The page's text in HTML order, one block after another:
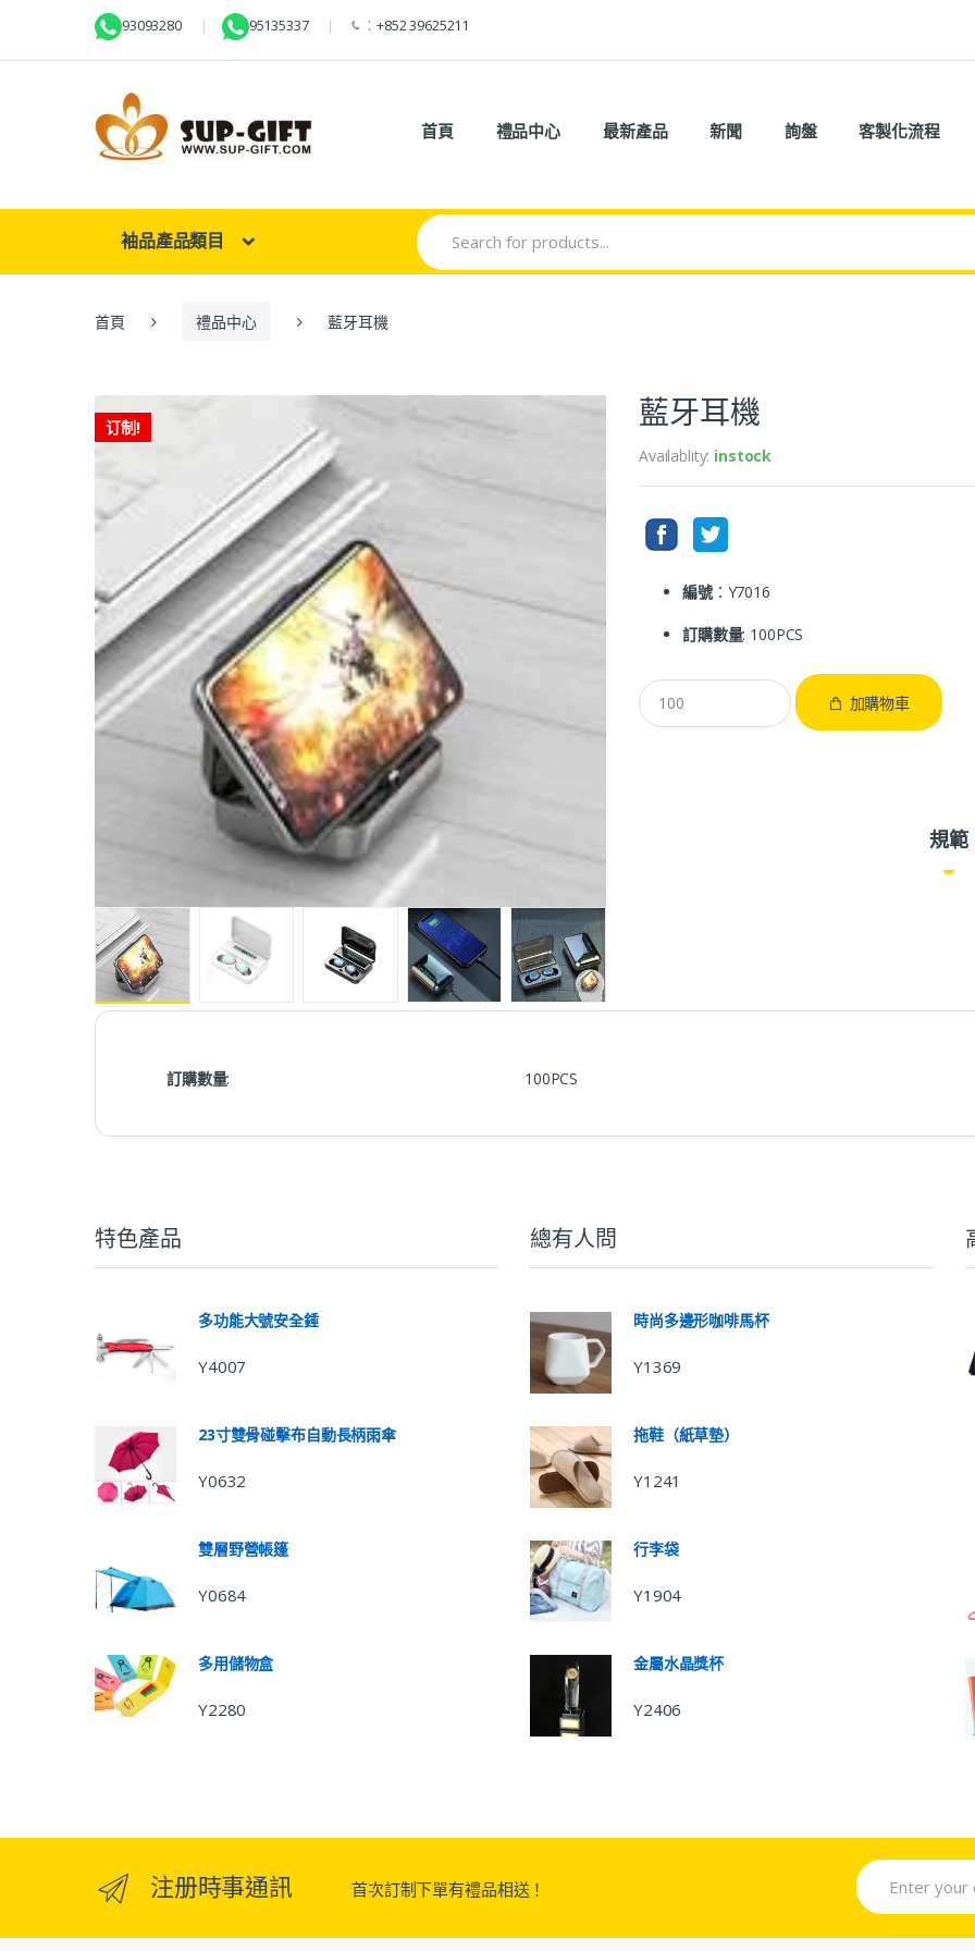
93093280 95135337 ：+852 39625211
首頁 禮品中心 最新產品 新聞 詢盤 客製化流程
袖品產品類目
Search
for:
首頁 禮品中心 藍牙耳機
订制! 藍牙耳機
Availablity: instock
編號：Y7016
訂購數量: 100PCS
加購物車
規範
訂購數量: 100PCS
特色產品
多功能大號安全錘
Y4007
23寸雙骨碰擊布自動長柄雨傘
Y0632
雙層野營帳篷
Y0684
多用儲物盒
Y2280
總有人問
時尚多邊形咖啡馬杯
Y1369
拖鞋（紙草墊）
Y1241
行李袋
Y1904
金屬水晶獎杯
Y2406
注册時事通訊 首次訂制下單有禮品相送！